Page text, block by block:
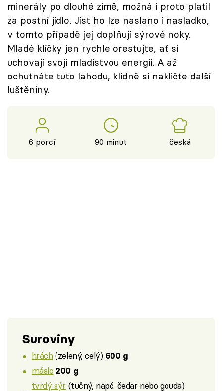
Sledujte nás
minerály po dlouhé zimě, možná i proto platil
za postní jídlo. Jíst ho lze naslano i nasladko,
v tomto případě jej doplňují sýrové noky.
Mladé klíčky jen rychle orestujte, ať si
uchovají svoji mladistvou energii. A až
ochutnáte tuto lahodu, klidně si nakličte další
luštěniny.
6 porcí 90 minut česká
Suroviny
hrách(zelený, celý) 600 g
máslo 200 g
tvrdý sýr(tučný, napč. čedar nebo gouda)